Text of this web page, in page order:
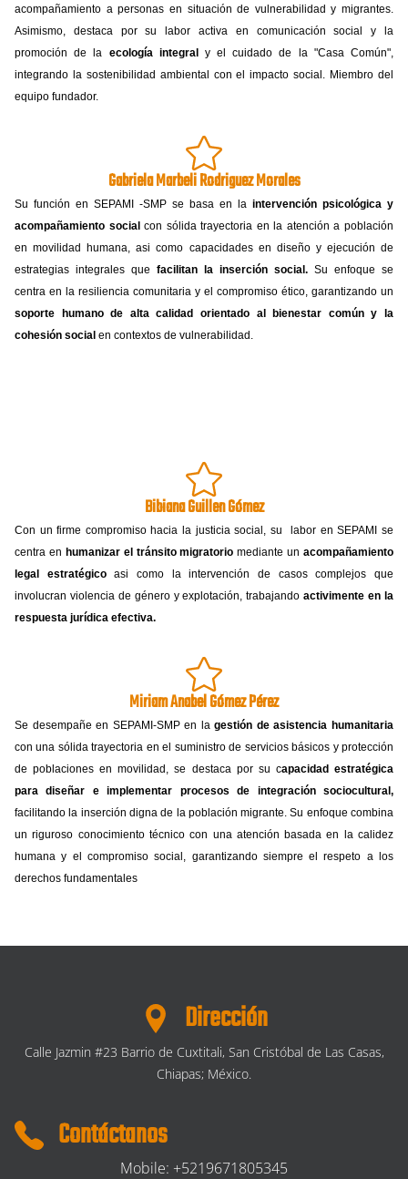
acompañamiento a personas en situación de vulnerabilidad y migrantes.
Asimismo, destaca por su labor activa en comunicación social y la
promoción de la ecología integraly el cuidado de la "Casa Común",
integrando la sostenibilidad ambiental con el impacto social. Miembro del
equipo fundador.
Gabriela Marbeli Rodriguez Morales
Su función en SEPAMI -SMP se basa en la intervención psicológica y
acompañamiento socialcon sólida trayectoria en la atención a población
en movilidad humana, asi como capacidades en diseño y ejecución de
estrategias integrales que facilitan la inserción social. Su enfoque se
centra en la resiliencia comunitaria y el compromiso ético, garantizando un
soporte humano de alta calidad orientado al bienestar común y la
cohesión social en contextos de vulnerabilidad.
Bibiana Guillen Gómez
Con un firme compromiso hacia la justicia social, su labor en SEPAMI se
centra en humanizar el tránsito migratorio mediante un acompañamiento
legal estratégicoasi como la intervención de casos complejos que
involucran violencia de género y explotación, trabajandoactivimente en la
respuesta jurídica efectiva.
Miriam Anabel Gómez Pérez
Se desempañe en SEPAMI-SMP en lagestión de asistencia humanitaria
con una sólida trayectoria en el suministro de servicios básicos y protección
de poblaciones en movilidad, se destaca por su capacidad estratégica
para diseñar e implementar procesos de integración sociocultural,
facilitando la inserción digna de la población migrante. Su enfoque combina
un riguroso conocimiento técnico con una atención basada en la calidez
humana y el compromiso social, garantizando siempre el respeto a los
derechos fundamentales
Dirección
Calle Jazmin #23 Barrio de Cuxtitali, San Cristóbal de Las Casas,
Chiapas; México.
Contáctanos
Mobile: +5219671805345